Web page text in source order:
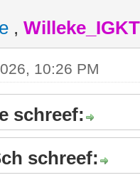
, Willeke_IGKT
10:26 PM
schreef:
schreef: